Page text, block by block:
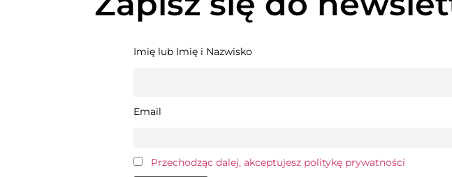
Imię lub Imię i Nazwisko
Email
Przechodząc dalej, akceptujesz politykę prywatności